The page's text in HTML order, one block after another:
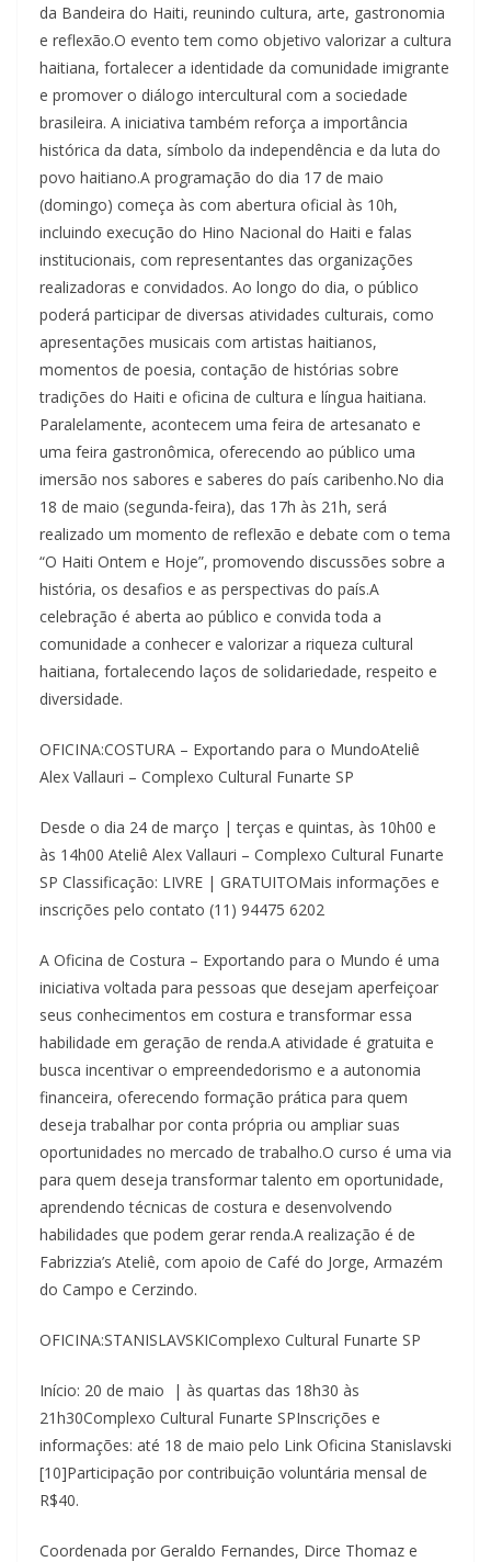
da Bandeira do Haiti, reunindo cultura, arte, gastronomia
e reflexão.O evento tem como objetivo valorizar a cultura
haitiana, fortalecer a identidade da comunidade imigrante
e promover o diálogo intercultural com a sociedade
brasileira. A iniciativa também reforça a importância
histórica da data, símbolo da independência e da luta do
povo haitiano.A programação do dia 17 de maio
(domingo) começa às com abertura oficial às 10h,
incluindo execução do Hino Nacional do Haiti e falas
institucionais, com representantes das organizações
realizadoras e convidados. Ao longo do dia, o público
poderá participar de diversas atividades culturais, como
apresentações musicais com artistas haitianos,
momentos de poesia, contação de histórias sobre
tradições do Haiti e oficina de cultura e língua haitiana.
Paralelamente, acontecem uma feira de artesanato e
uma feira gastronômica, oferecendo ao público uma
imersão nos sabores e saberes do país caribenho.No dia
18 de maio (segunda-feira), das 17h às 21h, será
realizado um momento de reflexão e debate com o tema
“O Haiti Ontem e Hoje”, promovendo discussões sobre a
história, os desafios e as perspectivas do país.A
celebração é aberta ao público e convida toda a
comunidade a conhecer e valorizar a riqueza cultural
haitiana, fortalecendo laços de solidariedade, respeito e
diversidade.
OFICINA:COSTURA – Exportando para o MundoAteliê
Alex Vallauri – Complexo Cultural Funarte SP
Desde o dia 24 de março | terças e quintas, às 10h00 e
às 14h00 Ateliê Alex Vallauri – Complexo Cultural Funarte
SP Classificação: LIVRE | GRATUITOMais informações e
inscrições pelo contato (11) 94475 6202
A Oficina de Costura – Exportando para o Mundo é uma
iniciativa voltada para pessoas que desejam aperfeiçoar
seus conhecimentos em costura e transformar essa
habilidade em geração de renda.A atividade é gratuita e
busca incentivar o empreendedorismo e a autonomia
financeira, oferecendo formação prática para quem
deseja trabalhar por conta própria ou ampliar suas
oportunidades no mercado de trabalho.O curso é uma via
para quem deseja transformar talento em oportunidade,
aprendendo técnicas de costura e desenvolvendo
habilidades que podem gerar renda.A realização é de
Fabrizzia’s Ateliê, com apoio de Café do Jorge, Armazém
do Campo e Cerzindo.
OFICINA:STANISLAVSKIComplexo Cultural Funarte SP
Início: 20 de maio | às quartas das 18h30 às
21h30Complexo Cultural Funarte SPInscrições e
informações: até 18 de maio pelo Link Oficina Stanislavski
[10]Participação por contribuição voluntária mensal de
R$40.
Coordenada por Geraldo Fernandes, Dirce Thomaz e